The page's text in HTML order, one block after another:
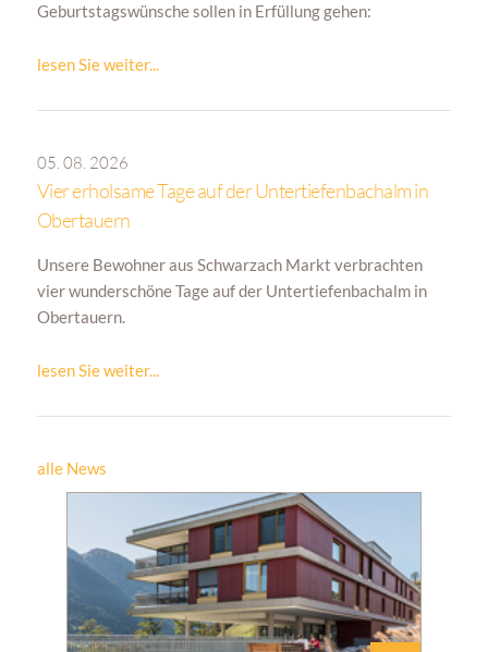
Geburtstagswünsche sollen in Erfüllung gehen:
lesen Sie weiter...
05. 08. 2026
Vier erholsame Tage auf der Untertiefenbachalm in
Obertauern
Unsere Bewohneraus Schwarzach Markt verbrachten
vier wunderschöne Tage auf der Untertiefenbachalm in
Obertauern.
lesen Sie weiter...
alle News